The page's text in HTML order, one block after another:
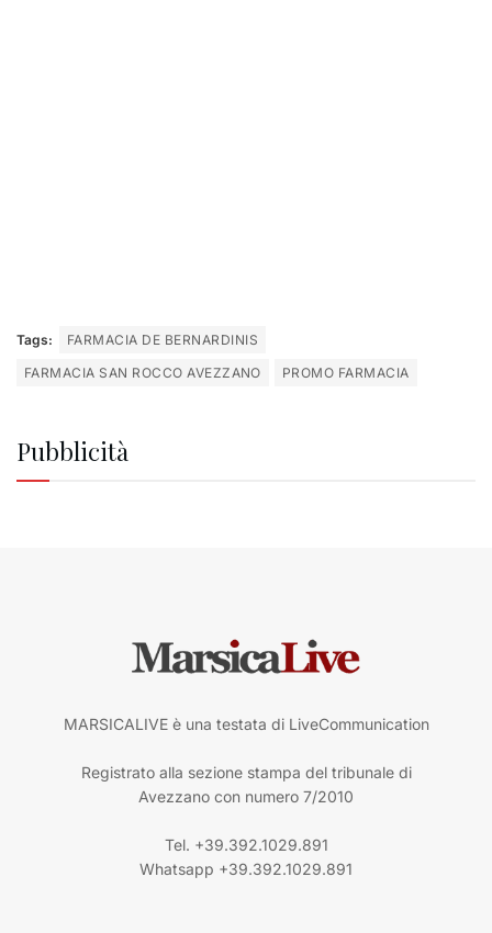
Tags:
FARMACIA DE BERNARDINIS
FARMACIA SAN ROCCO AVEZZANO
PROMO FARMACIA
Pubblicità
MARSICALIVE è una testata di LiveCommunication
Registrato alla sezione stampa del tribunale di
Avezzano con numero 7/2010
Tel. +39.392.1029.891
Whatsapp +39.392.1029.891